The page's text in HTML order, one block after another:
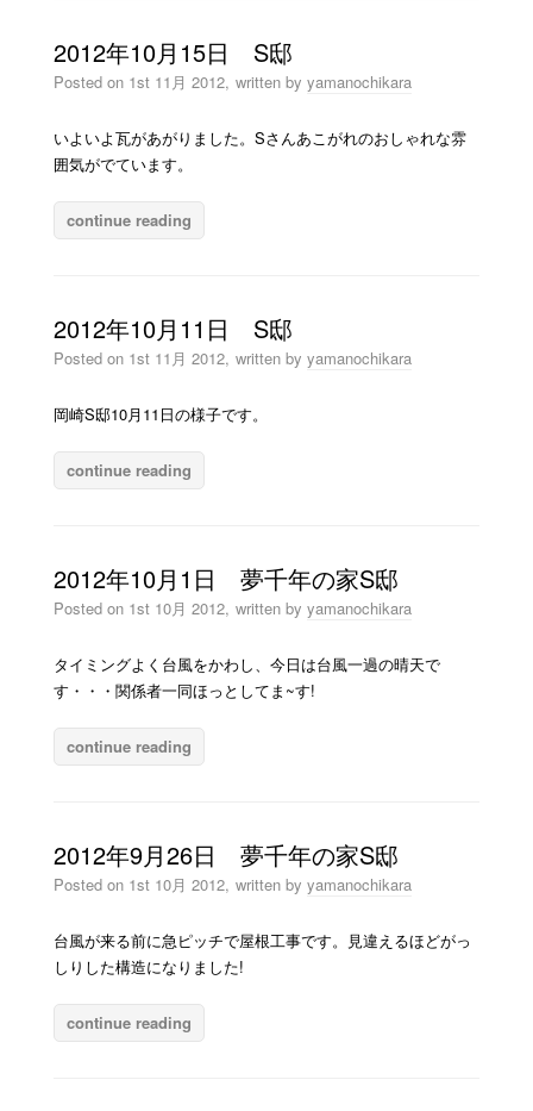
2012年10月15日 S邸
Posted on1st 11月 2012, written by yamanochikara
いよいよ瓦があがりました。Sさんあこがれのおしゃれな雰
囲気がでています。
continue reading
2012年10月11日 S邸
Posted on1st 11月 2012, written by yamanochikara
岡崎S邸10月11日の様子です。
continue reading
2012年10月1日 夢千年の家S邸
Posted on1st 10月 2012, written by yamanochikara
タイミングよく台風をかわし、今日は台風一過の晴天で
す・・・関係者一同ほっとしてま~す!
continue reading
2012年9月26日 夢千年の家S邸
Posted on1st 10月 2012, written by yamanochikara
台風が来る前に急ピッチで屋根工事です。見違えるほどがっ
しりした構造になりました!
continue reading